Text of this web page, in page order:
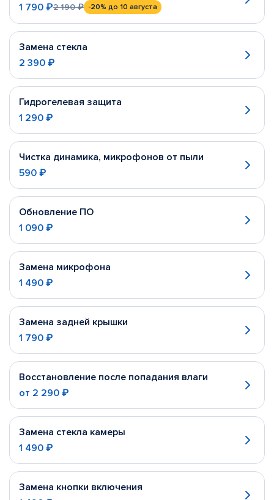
1 790 ₽2 190 ₽ -20% до 10 августа
Замена стекла
2 390 ₽
Гидрогелевая защита
1 290 ₽
Чистка динамика, микрофонов от пыли
590 ₽
Обновление ПО
1 090 ₽
Замена микрофона
1 490 ₽
Замена задней крышки
1 790 ₽
Восстановление после попадания влаги
от 2 290 ₽
Замена стекла камеры
1 490 ₽
Замена кнопки включения